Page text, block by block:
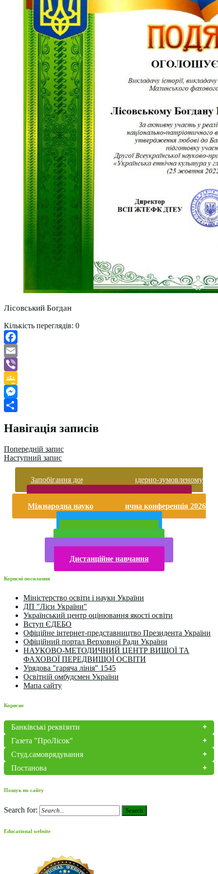
Лісовський Богдан
Кількість переглядів: 0
Facebook
Email
Viber
Google
Classroom
Messenger
Навігація записів
Попередній запис
Наступний запис
Запобігання домашньому та гендерно-зумовленому
Міжнародна науково-практична конференція 2026
Дистанційне навчання
Корисні посилання
Міністерство освіти і науки України
ДП "Ліси України"
Український центр оцінювання якості освіти
Вступ ЄДЕБО
Офіційне інтернет-представництво Президента України
Офіційний портал Верховної Ради України
НАУКОВО-МЕТОДИЧНИЙ ЦЕНТР ВИЩОЇ ТА
ФАХОВОЇ ПЕРЕДВИЩОЇ ОСВІТИ
Урядова "гаряча лінія" 1545
Освітній омбудсмен України
Мапа сайту
Корисне
Банківські реквізити
Газета "ПроЛісок"
Студ.самоврядування
Постанова
Пошук по сайту
Search for: Search
Educational website